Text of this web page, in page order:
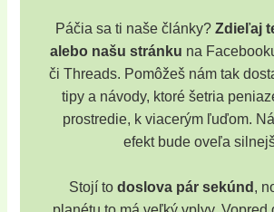
Páčia sa ti naše články? Zdieľaj
alebo našu stránku na
či Threads. Pomôžeš nám tak
tipy a návody, ktoré šetria
prostredie, k viacerým ľuďom.
efekt bude oveľa
Stojí to doslova pár sekúnd ,